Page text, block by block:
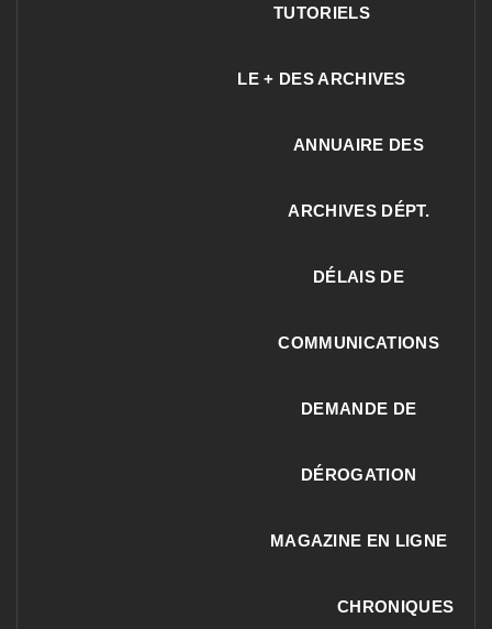
TUTORIELS
LE + DES ARCHIVES
ANNUAIRE DES
ARCHIVES DÉPT.
DÉLAIS DE
COMMUNICATIONS
DEMANDE DE
DÉROGATION
MAGAZINE EN LIGNE
CHRONIQUES